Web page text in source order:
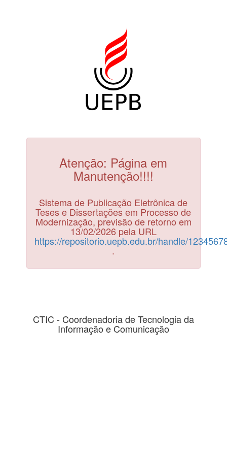
Atenção: Página em
Manutenção!!!!
Sistema de Publicação Eletrônica de
Teses e Dissertações em Processo de
Modernização, previsão de retorno em
13/02/2026 pela URL
https://repositorio.uepb.edu.br/handle/
.
CTIC - Coordenadoria de Tecnologia da
Informação e Comunicação